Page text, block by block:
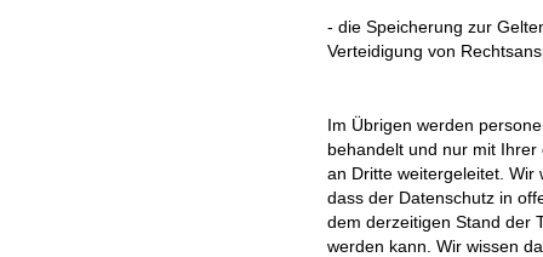
- die Speicherung zur
Verteidigung von
Im Übrigen werden
behandelt und nur mit
an Dritte weitergeleitet. Wir
dass der Datenschutz in
dem derzeitigen Stand der
werden kann. Wir wissen